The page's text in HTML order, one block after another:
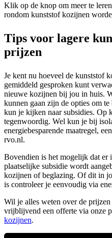
Klik op de knop om meer te
rondom kunststof kozijnen
Tips voor lagere
prijzen
Je kent nu hoeveel de kunststof
gemiddeld gesproken kunt
nieuwe kozijnen bij jou in huis.
kunnen gaan zijn de opties om
kun je kijken naar subsidies. Op
tegenwoordig. Wel kun je bij
energiebesparende maatregel,
rvo.nl.
Bovendien is het mogelijk dat er
plaatselijke subsidie wordt
kozijnen of beglazing. Of dit in
is controleer je eenvoudig via
Wil je alles weten over de
vrijblijvend een offerte via onze
kozijnen.